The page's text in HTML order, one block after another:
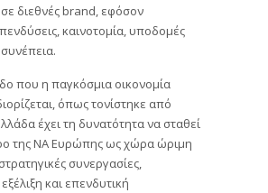
σε διεθνές brand, εφόσον
καινοτομία, υποδομές
που η παγκόσμια οικονομία
όπως τονίστηκε από
έχει τη δυνατότητα να σταθεί
της ΝΑ Ευρώπης ως χώρα ώριμη
συνεργασίες,
και επενδυτική